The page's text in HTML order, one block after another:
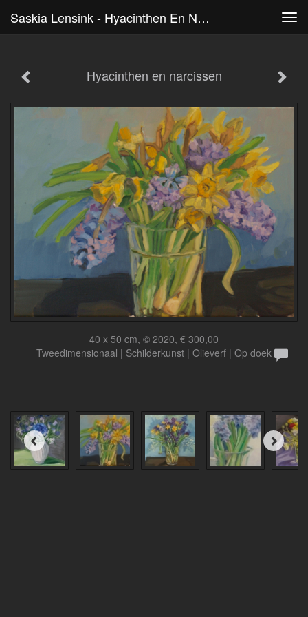
Saskia Lensink - Hyacinthen En Narcissen
Hyacinthen en narcissen
40 x 50 cm, © 2020, € 300,00
Tweedimensionaal | Schilderkunst | Olieverf | Op doek